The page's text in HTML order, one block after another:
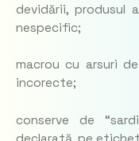
devidării, produsul
nespecific;
macrou cu arsuri
incorecte;
conserve de